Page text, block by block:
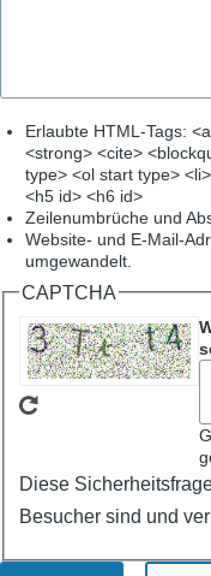
Erlaubte HTML-Tags:
<strong> <cite>
type> <ol start type>
<h5 id> <h6 id>
Zeilenumbrüche und
Website- und E-Mail-
umgewandelt.
CAPTCHA
Diese
Besucher sind und